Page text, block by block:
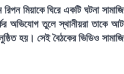
মিয়াকে ঘিরে একটি ঘটনা
অভিযোগ তুলে স্থানীয়রা তাকে
হয়। সেই বৈঠকের ভিডিও